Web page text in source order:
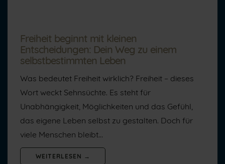
Freiheit beginnt mit kleinen
Entscheidungen: Dein Weg zu einem
selbstbestimmten Leben
Was bedeutet Freiheit wirklich? Freiheit – dieses
Wort weckt Sehnsüchte. Es steht für
Unabhängigkeit, Möglichkeiten und das Gefühl,
das eigene Leben selbst zu gestalten. Doch für
viele Menschen bleibt…
WEITERLESEN →